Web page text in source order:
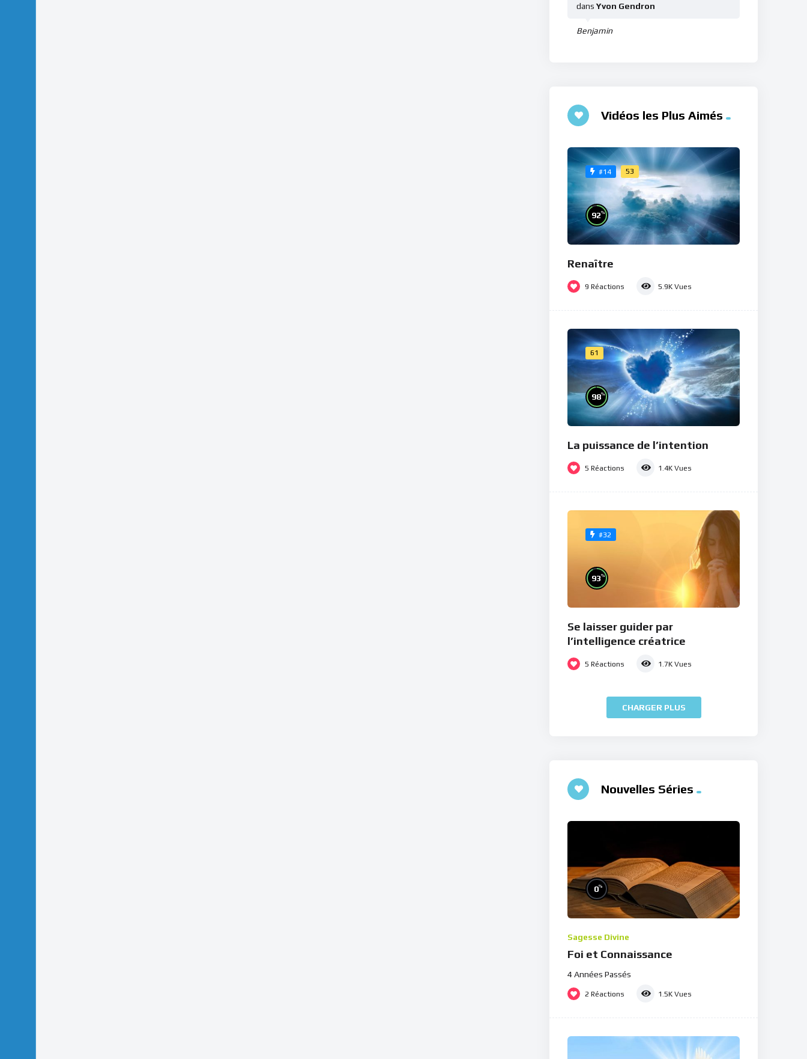
Benjamin
dansYvon Gendron
Vidéos les Plus Aimés
#14 53
92%
Renaître
9 Réactions 5.9K Vues
61
98%
La puissance de l’intention
5 Réactions 1.4K Vues
#32
93%
Se laisser guider par
l’intelligence créatrice
5 Réactions 1.7K Vues
CHARGER PLUS
Nouvelles Séries
0%
Sagesse Divine
Foi et Connaissance
4 Années Passés
2 Réactions 1.5K Vues